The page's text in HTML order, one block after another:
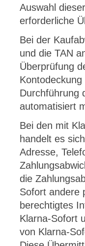
Auswahl
erforderliche
Bei der
und die TAN
Überprüfung
Durchführung
automatisiert
Bei den mit
handelt es
Adresse,
die
Sofort andere
berechtigtes
Klarna-Sofort
von Klarna-